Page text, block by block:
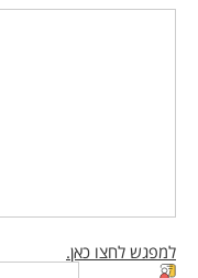
להוראה בכיתה,
למפגש לחצו כאן.